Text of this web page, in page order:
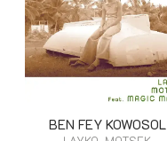
BEN FEY KOWOSOL